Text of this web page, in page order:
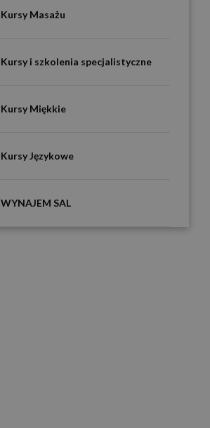
Kursy Masażu
Kursy i szkolenia specjalistyczne
Kursy Miękkie
Kursy Językowe
WYNAJEM SAL